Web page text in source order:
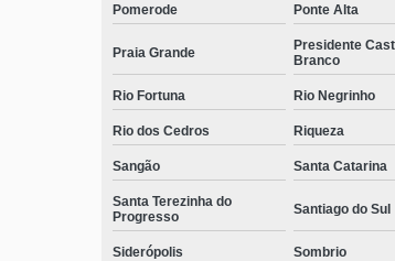
Pomerode Ponte Alta
Praia Grande
Presidente
Branco
Rio Fortuna Rio Negrinho
Rio dos Cedros Riqueza
Sangão Santa Catarina
Santa Terezinha do
Progresso
Santiago do Sul
Siderópolis Sombrio